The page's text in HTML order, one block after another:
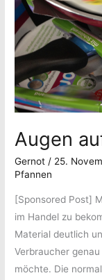
Augen
Gernot/ 25.
Pfannen
[Sponsored Post]
im Handel zu
Material deutlich
Verbraucher
möchte. Die